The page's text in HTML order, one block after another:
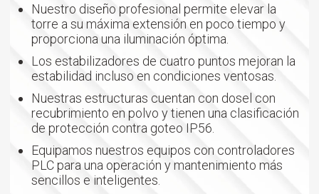
Nuestro diseño profesional permite elevar la
torre a su máxima extensión en poco tiempo y
proporciona una iluminación óptima.
Los estabilizadores de cuatro puntos mejoran la
estabilidad incluso en condiciones ventosas.
Nuestras estructuras cuentan con dosel con
recubrimiento en polvo y tienen una clasificación
de protección contra goteo IP56.
Equipamos nuestros equipos con controladores
PLC para una operación y mantenimiento más
sencillos e inteligentes.